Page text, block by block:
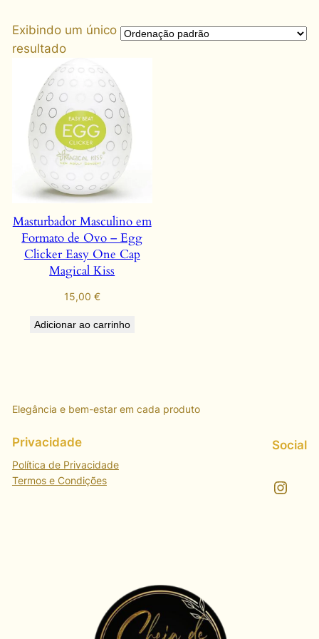
Exibindo um único
resultado
Masturbador Masculino em
Formato de Ovo – Egg
Clicker Easy One Cap
Magical Kiss
15,00 €
Adicionar ao carrinho
Elegância e bem-estar em cada produto
Privacidade
Política de Privacidade
Termos e Condições
Social
Instagram